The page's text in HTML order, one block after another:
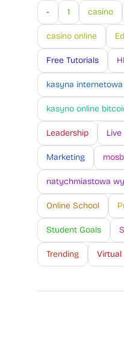
- 1 casino
casino online
Free Tutorials
kasyna
kasyno online
Leadership Live
Marketing
natychmiastowa
Online School
Student Goals
Trending Virtual